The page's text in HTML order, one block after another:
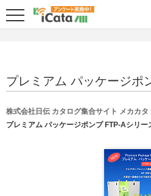
プレミアム パッケージポ
株式会社日伝 カタログ集合サイト メカカタ
プレミアム パッケージポンプ FTP-Aシリー